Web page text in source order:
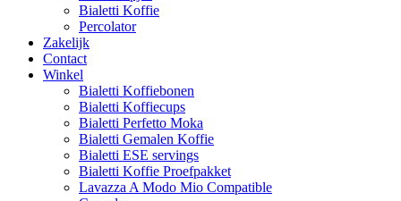
Bialetti Koffie
Percolator
Zakelijk
Contact
Winkel
Bialetti Koffiebonen
Bialetti Koffiecups
Bialetti Perfetto Moka
Bialetti Gemalen Koffie
Bialetti ESE servings
Bialetti Koffie Proefpakket
Lavazza A Modo Mio Compatible